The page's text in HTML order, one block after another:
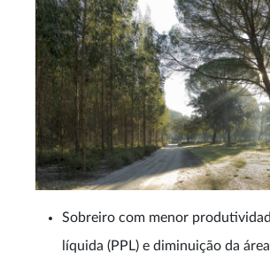
Sobreiro com menor
líquida (PPL) e diminuição da